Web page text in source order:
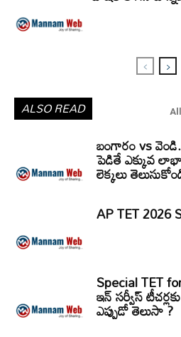
ALSO READ All
బంగారం vs
పెడితే ఎక్కువ
లెక్కలు
AP TET 2026
Special TET
ఇన్ సర్వీస్
ఎప్పుడో తెలుసా ?